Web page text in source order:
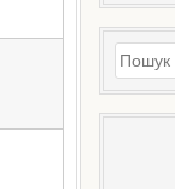
Пошук: